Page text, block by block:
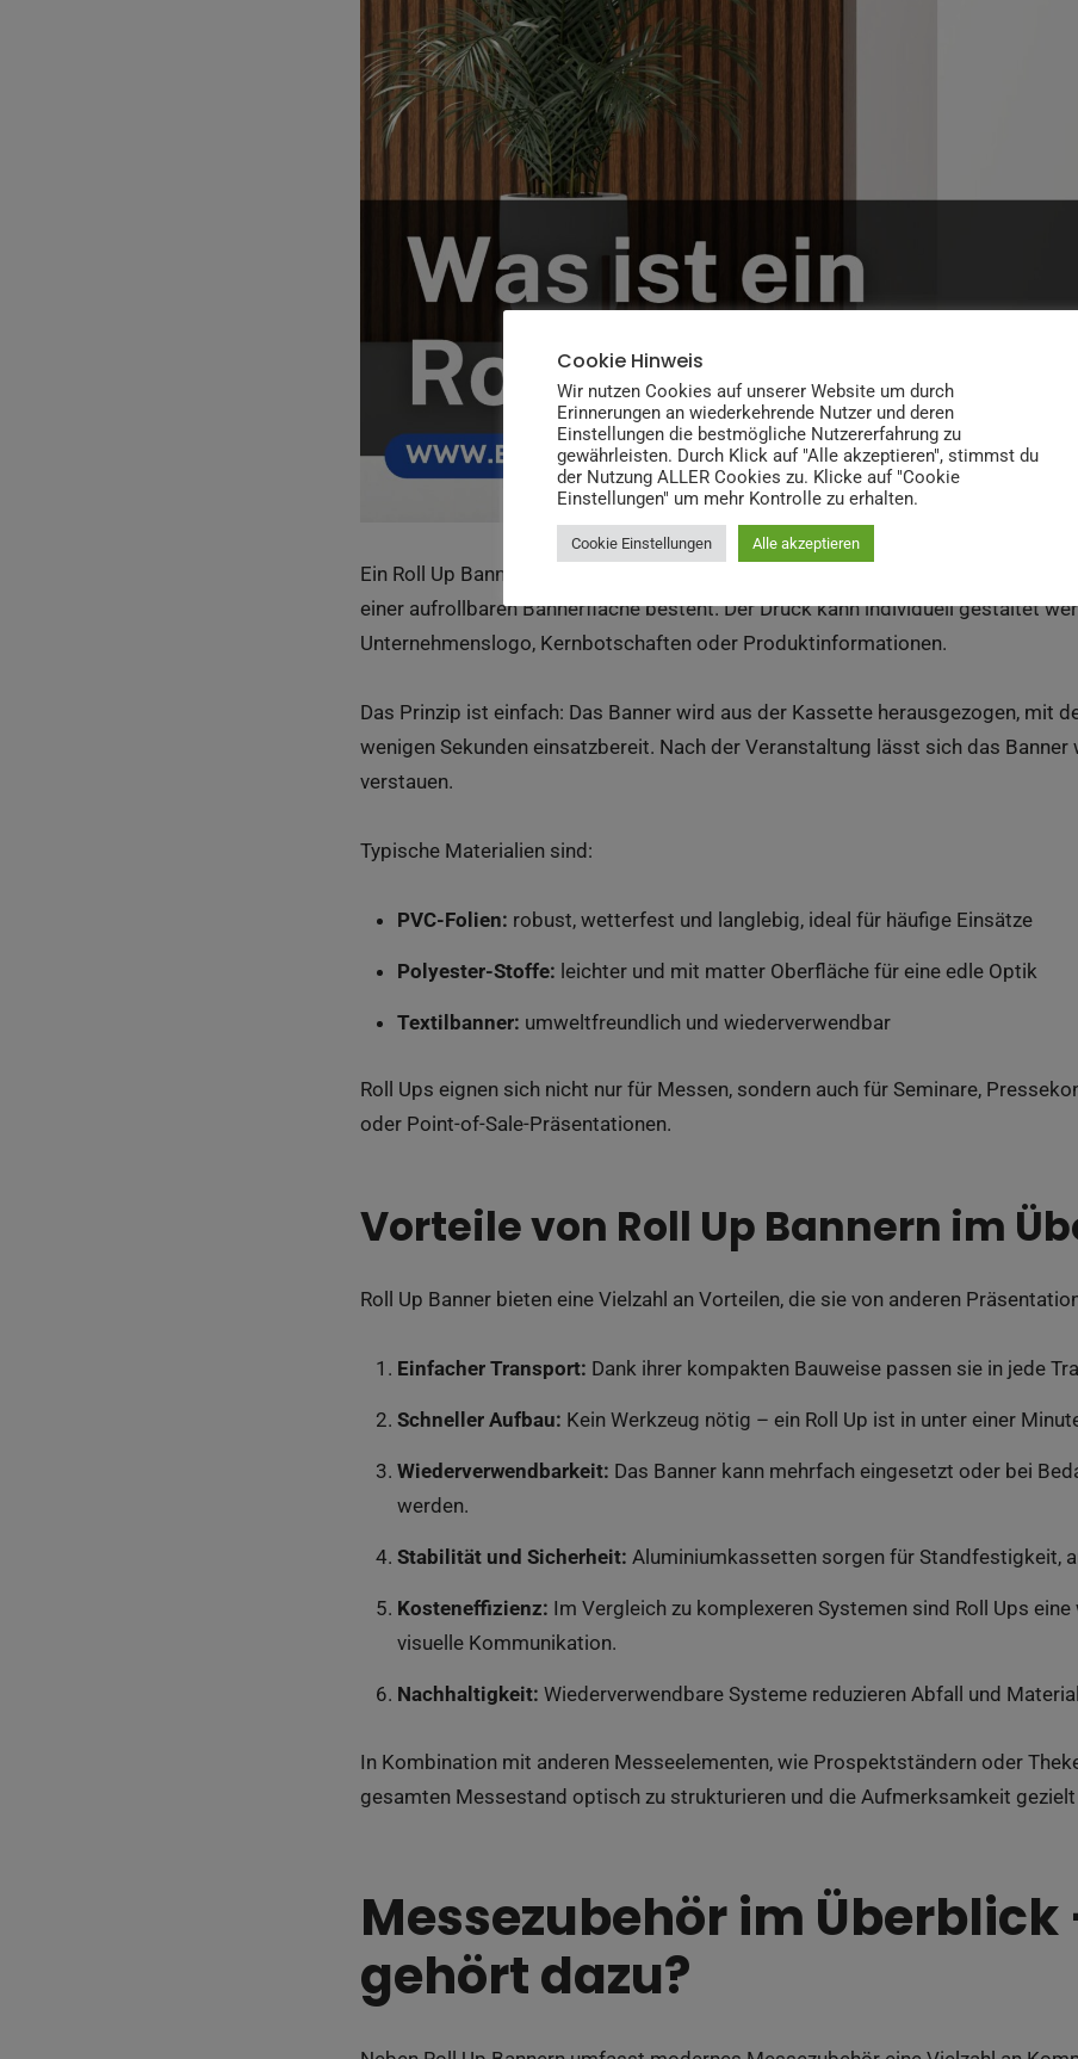
Ein Roll Up Banner ist ein
, das aus einer
einer aufrollbaren Bannerfläche besteht. Der Druck kann individuell gestaltet
Unternehmenslogo, Kernbotschaften oder Produktinformationen.
Das Prinzip ist einfach: Das Banner wird aus der Kassette herausgezogen, mit
wenigen Sekunden einsatzbereit. Nach der Veranstaltung lässt sich das
verstauen.
Typische Materialien sind:
PVC-Folien: robust, wetterfest und langlebig, ideal für häufige Einsätze
Polyester-Stoffe: leichter und mit matter Oberfläche für eine edle Optik
Textilbanner: umweltfreundlich und wiederverwendbar
Roll Ups eignen sich nicht nur für Messen, sondern auch für Seminare,
oder Point-of-Sale-Präsentationen.
Vorteile von Roll Up Bannern im
Roll Up Banner bieten eine Vielzahl an Vorteilen, die sie von anderen
Einfacher Transport: Dank ihrer kompakten Bauweise passen sie in jede
Schneller Aufbau: Kein Werkzeug nötig – ein Roll Up ist in unter einer
Wiederverwendbarkeit: Das Banner kann mehrfach eingesetzt oder bei
werden.
Stabilität und Sicherheit: Aluminiumkassetten sorgen für Standfestigkeit,
Kosteneffizienz: Im Vergleich zu komplexeren Systemen sind Roll Ups
visuelle Kommunikation.
Nachhaltigkeit: Wiederverwendbare Systeme reduzieren Abfall und
In Kombination mit anderen Messeelementen, wie Prospektständern oder
gesamten Messestand optisch zu strukturieren und die Aufmerksamkeit gezielt
Messezubehör im Überblick
gehört dazu?
Cookie Hinweis
Wir nutzen Cookies auf unserer Website um durch
Erinnerungen an wiederkehrende Nutzer und deren
Einstellungen die bestmögliche Nutzererfahrung zu
gewährleisten. Durch Klick auf "Alle akzeptieren", stimmst du
der Nutzung ALLER Cookies zu. Klicke auf "Cookie
Einstellungen" um mehr Kontrolle zu erhalten.
Cookie Einstellungen Alle akzeptieren